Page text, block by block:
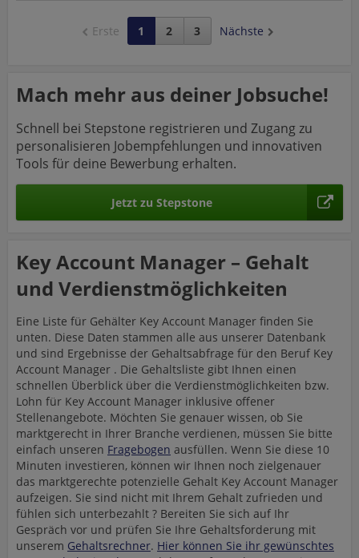
Erste 1 2 3 Nächste
Mach mehr aus deiner Jobsuche!
Schnell bei Stepstone registrieren und Zugang zu
personalisieren Jobempfehlungen und innovativen
Tools für deine Bewerbung erhalten.
Jetzt zu Stepstone
Key Account Manager – Gehalt
und Verdienstmöglichkeiten
Eine Liste für Gehälter Key Account Manager finden Sie
unten. Diese Daten stammen alle aus unserer Datenbank
und sind Ergebnisse der Gehaltsabfrage für den Beruf Key
Account Manager . Die Gehaltsliste gibt Ihnen einen
schnellen Überblick über die Verdienstmöglichkeiten bzw.
Lohn für Key Account Manager inklusive offener
Stellenangebote. Möchten Sie genauer wissen, ob Sie
marktgerecht in Ihrer Branche verdienen, müssen Sie bitte
einfach unseren Fragebogen ausfüllen. Wenn Sie diese 10
Minuten investieren, können wir Ihnen noch zielgenauer
das marktgerechte potenzielle Gehalt Key Account Manager
aufzeigen. Sie sind nicht mit Ihrem Gehalt zufrieden und
fühlen sich unterbezahlt ? Bereiten Sie sich auf Ihr
Gespräch vor und prüfen Sie Ihre Gehaltsforderung mit
unserem Gehaltsrechner. Hier können Sie ihr gewünschtes